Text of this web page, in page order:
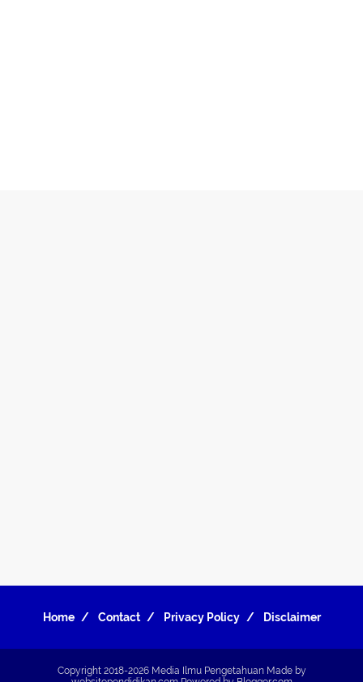
Home Contact Privacy Policy Disclaimer
Copyright 2018-2026 Media Ilmu Pengetahuan Made by